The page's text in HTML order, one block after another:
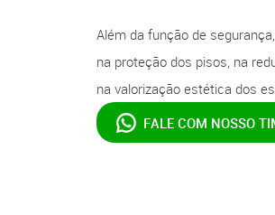
Além da função de
na proteção dos pisos, na
na valorização estética dos
FALE COM NOSSO